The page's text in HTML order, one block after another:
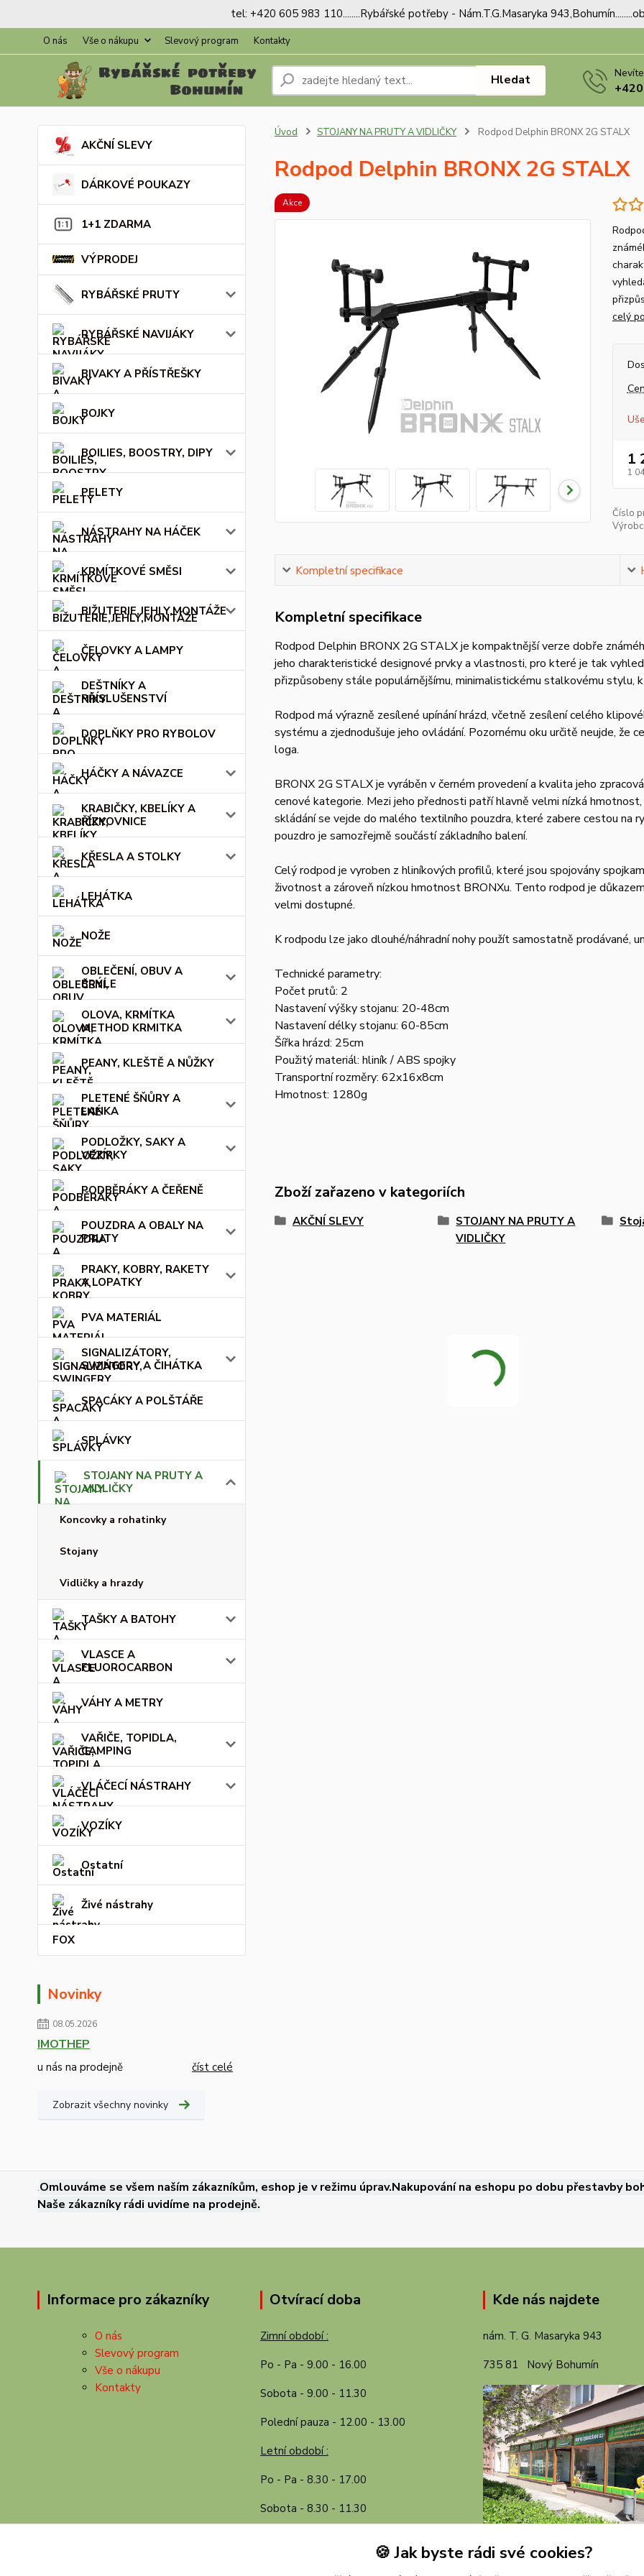
tel: +420 605 983 110........Rybářské potřeby - Nám.T.G.Masaryka
O nás Vše o nákupu Slevový program Kontakty
Hledat
AKČNÍ SLEVY
DÁRKOVÉ POUKAZY
1+1 ZDARMA
VÝPRODEJ
RYBÁŘSKÉ PRUTY
RYBÁŘSKÉ NAVIJÁKY
BIVAKY A PŘÍSTŘEŠKY
BOJKY
BOILIES, BOOSTRY, DIPY
PELETY
NÁSTRAHY NA HÁČEK
KRMÍTKOVÉ SMĚSI
BIŽUTERIE,JEHLY,MONTÁŽE
ČELOVKY A LAMPY
DEŠTNÍKY A
PŘÍSLUŠENSTVÍ
DOPLŇKY PRO RYBOLOV
HÁČKY A NÁVAZCE
KRABIČKY, KBELÍKY A
ŘÍZKOVNICE
KŘESLA A STOLKY
LEHÁTKA
NOŽE
OBLEČENÍ, OBUV A
BRÝLE
OLOVA, KRMÍTKA
METHOD KRMITKA
PEANY, KLEŠTĚ A NŮŽKY
PLETENÉ ŠŇŮRY A
LANKA
PODLOŽKY, SAKY A
VEZÍRKY
PODBĚRÁKY A ČEŘENĚ
POUZDRA A OBALY NA
PRUTY
PRAKY, KOBRY, RAKETY
A LOPATKY
PVA MATERIÁL
SIGNALIZÁTORY,
SWINGERY A ČIHÁTKA
SPACÁKY A POLŠTÁŘE
SPLÁVKY
STOJANY NA PRUTY A
VIDLIČKY
Koncovky a rohatinky
Stojany
Vidličky a hrazdy
TAŠKY A BATOHY
VLASCE A
FLUOROCARBON
VÁHY A METRY
VAŘIČE, TOPIDLA,
CAMPING
VLÁČECÍ NÁSTRAHY
VOZÍKY
Ostatní
Živé nástrahy
FOX
Novinky
08.05.2026
IMOTHEP
u nás na prodejně číst celé
Zobrazit všechny novinky
Úvod STOJANY NA PRUTY A VIDLIČKY Rodpod Delphin BRONX 2G STALX
Rodpod Delphin BRONX 2G STALX
Akce
celý
1
1
Číslo
Kompletní specifikace
Kompletní specifikace
Rodpod Delphin BRONX 2G STALX je kompaktnější verze dobře
jeho charakteristické designové prvky a vlastnosti, pro které je tak
přizpůsobeny stále populárnějšímu, minimalistickému stalkovému stylu,
Rodpod má výrazně zesílené upínání hrázd, včetně zesílení celého
systému a zjednodušuje jeho ovládání. Pozornému oku určitě neujde, že
loga.
BRONX 2G STALX je vyráběn v černém provedení a kvalita jeho
cenové kategorie. Mezi jeho přednosti patří hlavně velmi nízká
skládání se vejde do malého textilního pouzdra, které zabere cestou na
pouzdro je samozřejmě součástí základního balení.
Celý rodpod je vyroben z hliníkových profilů, které jsou spojovány
životnost a zároveň nízkou hmotnost BRONXu. Tento rodpod je
velmi dostupné.
K rodpodu lze jako dlouhé/náhradní nohy použít samostatně prodávané,
Technické parametry:
Počet prutů: 2
Nastavení výšky stojanu: 20-48cm
Nastavení délky stojanu: 60-85cm
Šířka hrázd: 25cm
Použitý materiál: hliník / ABS spojky
Transportní rozměry: 62x16x8cm
Hmotnost: 1280g
Zboží zařazeno v kategoriích
AKČNÍ SLEVY
STOJANY NA PRUTY A
VIDLIČKY
.Omlouváme se všem naším zákazníkům, eshop je v režimu úprav.Nakupování na eshopu po dobu přestavby
Naše zákazníky rádi uvidíme na prodejně.
Informace pro zákazníky
O nás
Slevový program
Vše o nákupu
Kontakty
Otvírací doba
Zimní období :
Po - Pa - 9.00 - 16.00
Sobota - 9.00 - 11.30
Polední pauza - 12.00 - 13.00
Letní období :
Po - Pa - 8.30 - 17.00
Sobota - 8.30 - 11.30
Kde nás najdete
nám. T. G. Masaryka 943
735 81 Nový Bohumín
🍪 Jak byste rádi své cookies?